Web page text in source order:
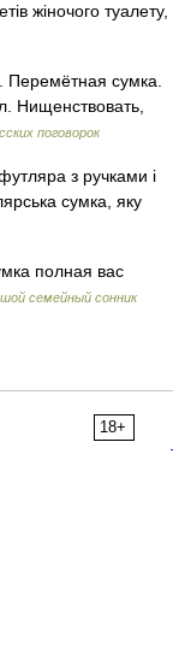
жіночого туалету,
сумка.
Нищенствовать,
поговорок
з ручками і
сумка, яку
полная вас
семейный сонник
18+